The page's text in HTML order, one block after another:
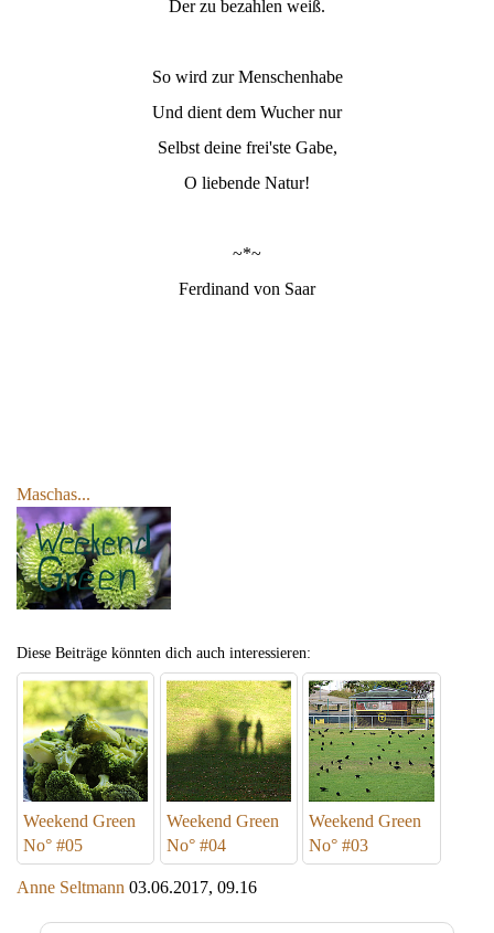
Der zu bezahlen weiß.
So wird zur Menschenhabe
Und dient dem Wucher nur
Selbst deine frei'ste Gabe,
O liebende Natur!
~*~
Ferdinand von Saar
Maschas...
Diese Beiträge könnten dich auch interessieren:
Weekend Green
No° #05
Weekend Green
No° #04
Weekend Green
No° #03
Anne Seltmann 03.06.2017, 09.16